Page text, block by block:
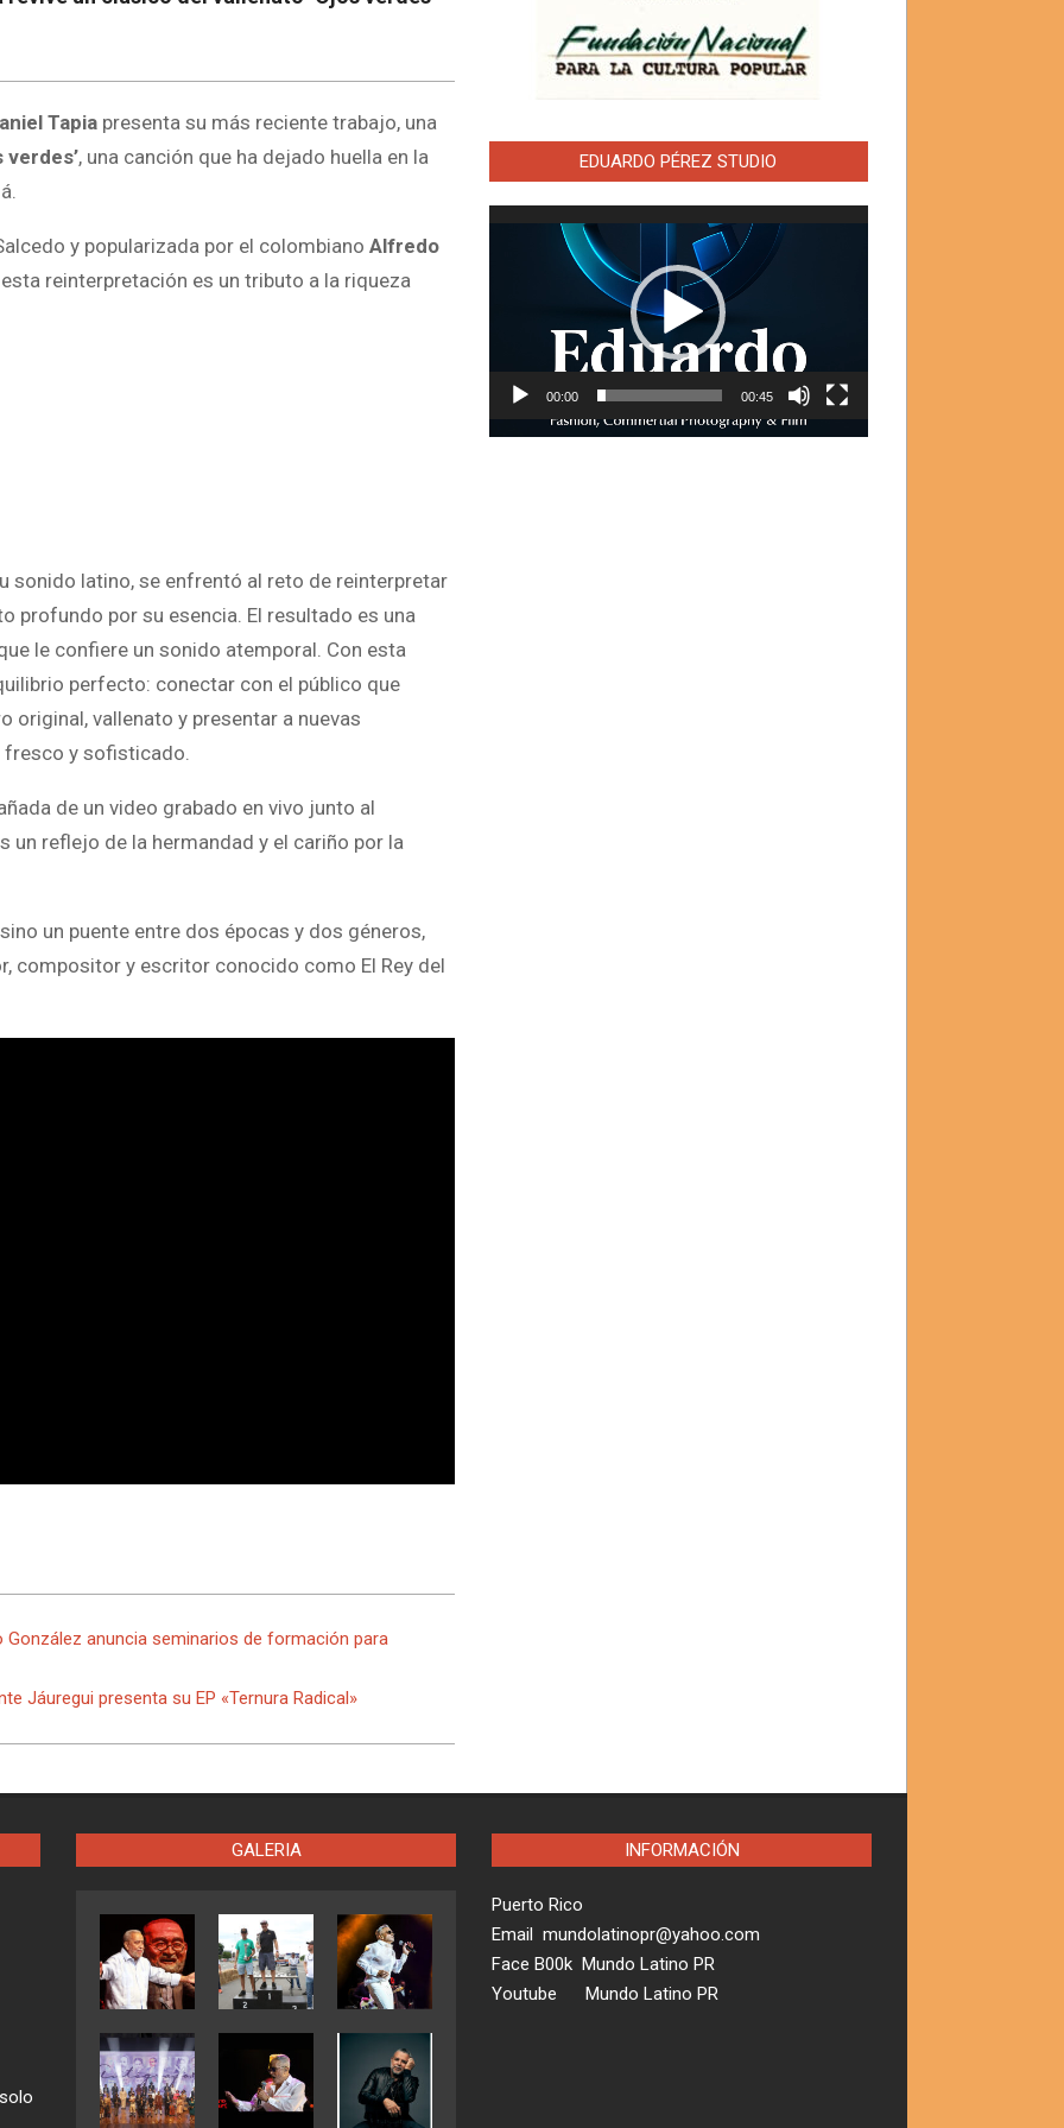
Tapia presenta su más reciente trabajo, una
verdes’, una canción que ha dejado huella en la
y popularizada por el colombiano Alfredo
reinterpretación es un tributo a la riqueza
sonido latino, se enfrentó al reto de reinterpretar
profundo por su esencia. El resultado es una
le confiere un sonido atemporal. Con esta
perfecto: conectar con el público que
original, vallenato y presentar a nuevas
fresco y sofisticado.
de un video grabado en vivo junto al
un reflejo de la hermandad y el cariño por la
un puente entre dos épocas y dos géneros,
compositor y escritor conocido como El Rey del
González anuncia seminarios de formación para
Jáuregui presenta su EP «Ternura Radical»
EDUARDO PÉREZ STUDIO
Reproductor
00:00 00:45
GALERIA INFORMACIÓN
Puerto Rico
Email mundolatinopr@yahoo.com
Face B00k Mundo Latino PR
Youtube Mundo Latino PR